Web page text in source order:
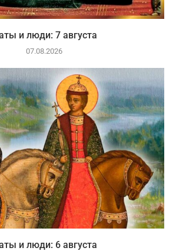
и люди: 7 августа
07.08.2026
и люди: 6 августа